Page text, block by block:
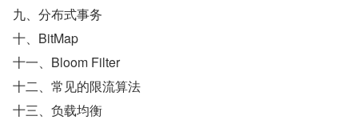
九、分布式事务
十、BitMap
十一、Bloom Filter
十二、常见的限流算法
十三、负载均衡